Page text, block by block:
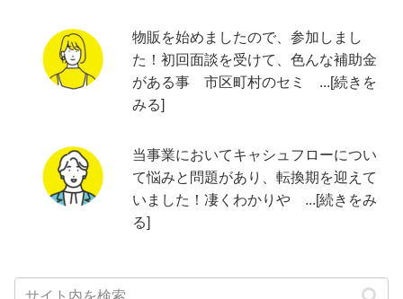
物販を始めましたので、参加しまし
た！初回面談を受けて、色んな補助金
がある事 市区町村のセミ ...[続きを
みる]
当事業においてキャシュフローについ
て悩みと問題があり、転換期を迎えて
いました！凄くわかりや ...[続きをみ
る]